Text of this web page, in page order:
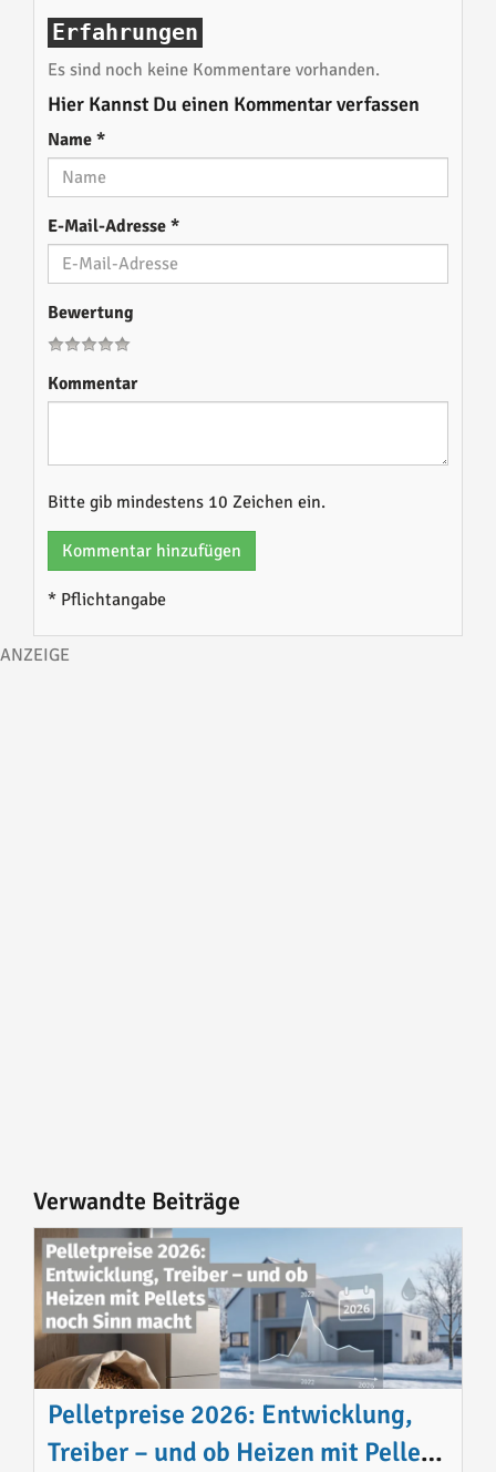
Erfahrungen
Es sind noch keine Kommentare vorhanden.
Hier Kannst Du einen Kommentar verfassen
Name *
E-Mail-Adresse *
Bewertung
Kommentar
Bitte gib mindestens 10 Zeichen ein.
Kommentar hinzufügen
* Pflichtangabe
Verwandte Beiträge
Pelletpreise 2026: Entwicklung,
Treiber – und ob Heizen mit Pellets